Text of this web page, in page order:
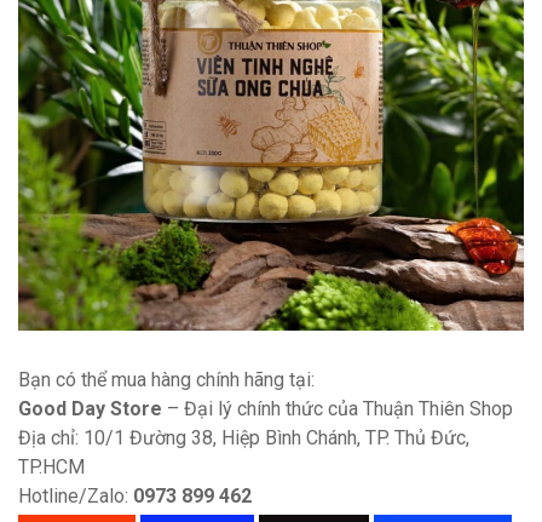
Bạn có thể mua hàng chính hãng tại:
Good Day Store – Đại lý chính thức của Thuận Thiên Shop
Địa chỉ: 10/1 Đường 38, Hiệp Bình Chánh, TP. Thủ Đức,
TP.HCM
Hotline/Zalo: 0973 899 462